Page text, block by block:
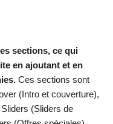
sections, ce qui
en ajoutant et en
Ces sections sont
(Intro et couverture),
(Sliders de